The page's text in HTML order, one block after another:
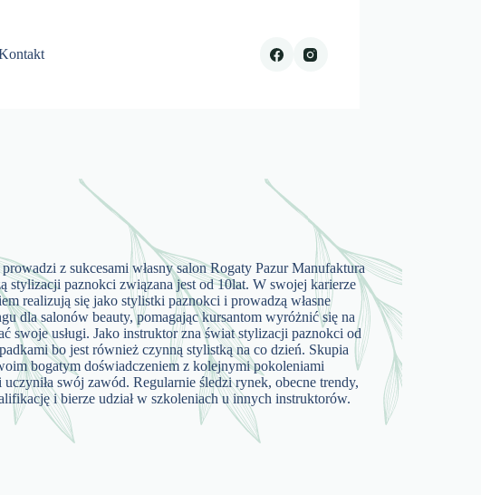
z sukcesami własny salon Rogaty Pazur Manufaktura
stylizacji paznokci związana jest od 10lat. W swojej karierze
realizują się jako stylistki paznokci i prowadzą własne
dla salonów beauty, pomagając kursantom wyróżnić się na
swoje usługi. Jako instruktor zna świat stylizacji paznokci od
bo jest również czynną stylistką na co dzień. Skupia
bogatym doświadczeniem z kolejnymi pokoleniami
swój zawód. Regularnie śledzi rynek, obecne trendy,
i bierze udział w szkoleniach u innych instruktorów.